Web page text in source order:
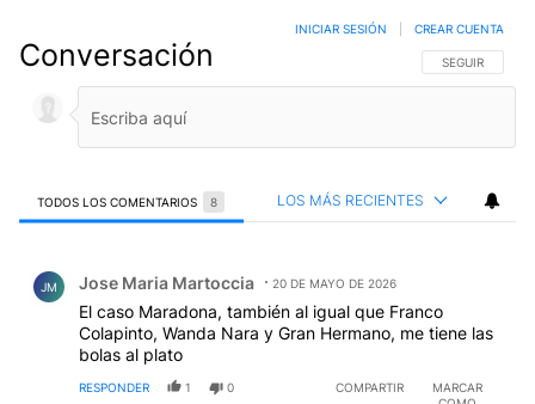
Conversación SIGA ESTA
SEGUIR
INICIAR SESIÓN CREAR CUENTA
TODOS LOS COMENTARIOS 8 LOS MÁS RECIENTES
JM Jose Maria Martoccia 20 DE MAYO DE 2026
El caso Maradona, también al igual que Franco
Colapinto, Wanda Nara y Gran Hermano, me tiene las
bolas al plato
RESPONDER 1 0 COMPARTIR
MARCAR